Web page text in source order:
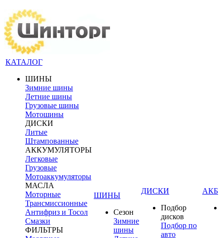
КАТАЛОГ
ШИНЫ
Зимние шины
Летние шины
Грузовые шины
Мотошины
ДИСКИ
Литые
Штампованные
АККУМУЛЯТОРЫ
Легковые
Грузовые
Мотоаккумуляторы
МАСЛА
Моторные
Трансмиссионные
Антифриз и Тосол
Смазки
ФИЛЬТРЫ
ШИНЫ
Сезон
Зимние
шины
ДИСКИ
Подбор
дисков
Подбор по
авто
АКБ